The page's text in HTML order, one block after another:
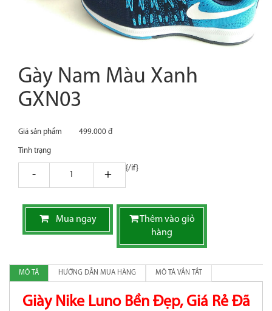
Gày Nam Màu Xanh
GXN03
Giá sản phẩm 499.000 đ
Tình trạng
giam tang
{/if}
Mua ngay
Thêm vào giỏ
hàng
MÔ TẢ HƯỚNG DẪN MUA HÀNG MÔ TẢ VẮN TẮT
Giày Nike Luno Bền Đẹp, Giá Rẻ Đã